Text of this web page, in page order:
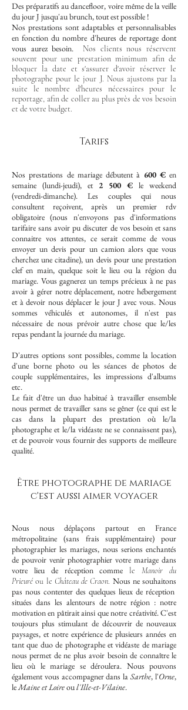
Des préparatifs au dancefloor, voire même de la veille
du jour J jusqu'au brunch, tout est possible !
Nos prestations sont adaptables et personnalisables
en fonction du nombre d'heures de reportage dont
vous aurez besoin.
Nos clients nous réservent
souvent pour une prestation minimum afin de
bloquer la date et s'assurer d'avoir réserver le
photographe pour le jour J. Nous ajustons par la
suite le nombre d'heures nécessaires pour le
reportage, afin de coller au plus près de vos besoin
et de votre budget.
Tarifs
Nos prestations de mariage débutent à 600 €en
semaine (lundi-jeudi), et 2 500 € le weekend
(vendredi-dimanche). Les couples qui nous
consultent reçoivent, après un premier rdv
obligatoire (nous n'envoyons pas d'informations
tarifaire sans avoir pu discuter de vos besoin et sans
connaitre vos attentes, ce serait comme de vous
envoyer un devis pour un camion alors que vous
cherchez une citadine), un devis pour une prestation
clef en main, quelque soit le lieu ou la région du
mariage. Vous gagnerez un temps précieux à ne pas
avoir à gérer notre déplacement, notre hébergement
et à devoir nous déplacer le jour J avec vous. Nous
sommes véhiculés et autonomes, il n'est pas
nécessaire de nous prévoir autre chose que le/les
repas pendant la journée du mariage.
D'autres options sont possibles, comme la location
d'une borne photo ou les séances de photos de
couple supplémentaires, les impressions d'albums
etc.
Le fait d'être un duo habitué à travailler ensemble
nous permet de travailler sans se gêner (ce qui est le
cas dans la plupart des prestation où le/la
photographe et le/la vidéaste ne se connaissent pas),
et de pouvoir vous fournir des supports de meilleure
qualité.
Être photographe de mariage
c'est aussi aimer voyager
Nous nous déplaçons partout en France
métropolitaine (sans frais supplémentaire) pour
photographier les mariages, nous serions enchantés
de pouvoir venir photographier votre mariage dans
votre lieu de réception comme leManoir du
Prieuré ou le Château de Craon. Nous ne souhaitons
pas nous contenter des quelques lieux de réception
situées dans les alentours de notre région : notre
motivation en pâtirait ainsi que notre créativité. C'est
toujours plus stimulant de découvrir de nouveaux
paysages, et notre expérience de plusieurs années en
tant que duo de photographe et vidéaste de mariage
nous permet de ne plus avoir besoin de connaître le
lieu où le mariage se déroulera. Nous pouvons
également vous accompagner dans laSarthe, l'Orne,
leMaine et Loireoul'Ille-et-Vilaine.